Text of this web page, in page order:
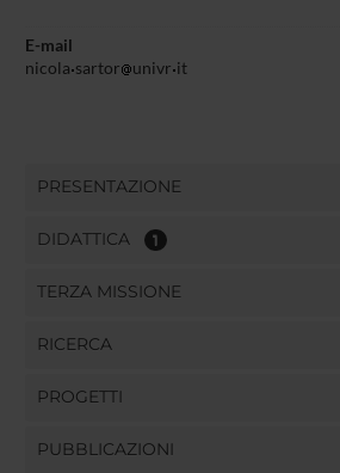
E-mail
nicola sartor univr it
PRESENTAZIONE
DIDATTICA 1
TERZA MISSIONE
RICERCA
PROGETTI
PUBBLICAZIONI